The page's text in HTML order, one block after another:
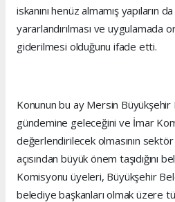
iskanını henüz almamış yapıların
yararlandırılması ve uygulamada
giderilmesi olduğunu ifade etti.
Konunun bu ay Mersin
gündemine geleceğini ve İmar
değerlendirilecek olmasının
açısından büyük önem taşıdığını
Komisyonu üyeleri, Büyükşehir
belediye başkanları olmak üzere